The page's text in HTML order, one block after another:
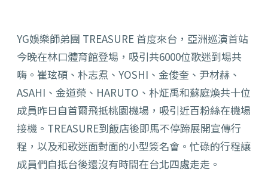
YG娛樂師弟團 TREASURE 首度來台，亞洲巡演首站
今晚在林口體育館登場，吸引共6000位歌迷到場共
嗨。崔玹碩、朴志焄、YOSHI、金俊奎、尹材赫、
ASAHI、金道榮、HARUTO、朴炡禹和蘇庭煥共十位
成員昨日自首爾飛抵桃園機場，吸引近百粉絲在機場
接機。TREASURE到飯店後即馬不停蹄展開宣傳行
程，以及和歌迷面對面的小型簽名會。忙碌的行程讓
成員們自抵台後還沒有時間在台北四處走走。